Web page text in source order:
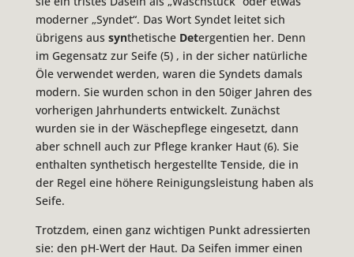
moderner „Syndet“. Das Wort Syndet leitet sich
übrigens aus synthetische Detergentien her. Denn
im Gegensatz zur Seife (5) , in der sicher natürliche
Öle verwendet werden, waren die Syndets damals
modern. Sie wurden schon in den 50iger Jahren des
vorherigen Jahrhunderts entwickelt. Zunächst
wurden sie in der Wäschepflege eingesetzt, dann
aber schnell auch zur Pflege kranker Haut (6). Sie
enthalten synthetisch hergestellte Tenside, die in
der Regel eine höhere Reinigungsleistung haben als
Seife.
Trotzdem, einen ganz wichtigen Punkt adressierten
sie: den pH-Wert der Haut. Da Seifen immer einen